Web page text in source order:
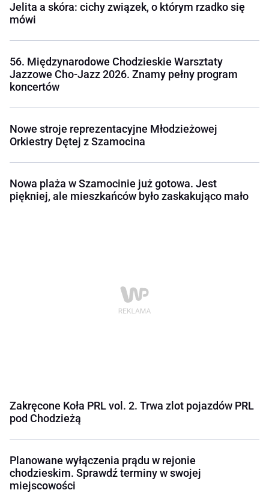
Jelita a skóra: cichy związek, o którym rzadko się
mówi
56. Międzynarodowe Chodzieskie Warsztaty
Jazzowe Cho-Jazz 2026. Znamy pełny program
koncertów
Nowe stroje reprezentacyjne Młodzieżowej
Orkiestry Dętej z Szamocina
Nowa plaża w Szamocinie już gotowa. Jest
piękniej, ale mieszkańców było zaskakująco mało
Zakręcone Koła PRL vol. 2. Trwa zlot pojazdów PRL
pod Chodzieżą
Planowane wyłączenia prądu w rejonie
chodzieskim. Sprawdź terminy w swojej
miejscowości